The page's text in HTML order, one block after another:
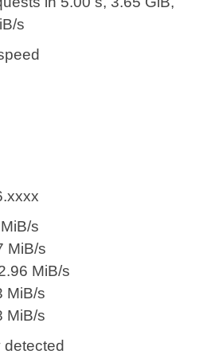
s
s
MiB/s
MiB/s
MiB/s
MiB/s